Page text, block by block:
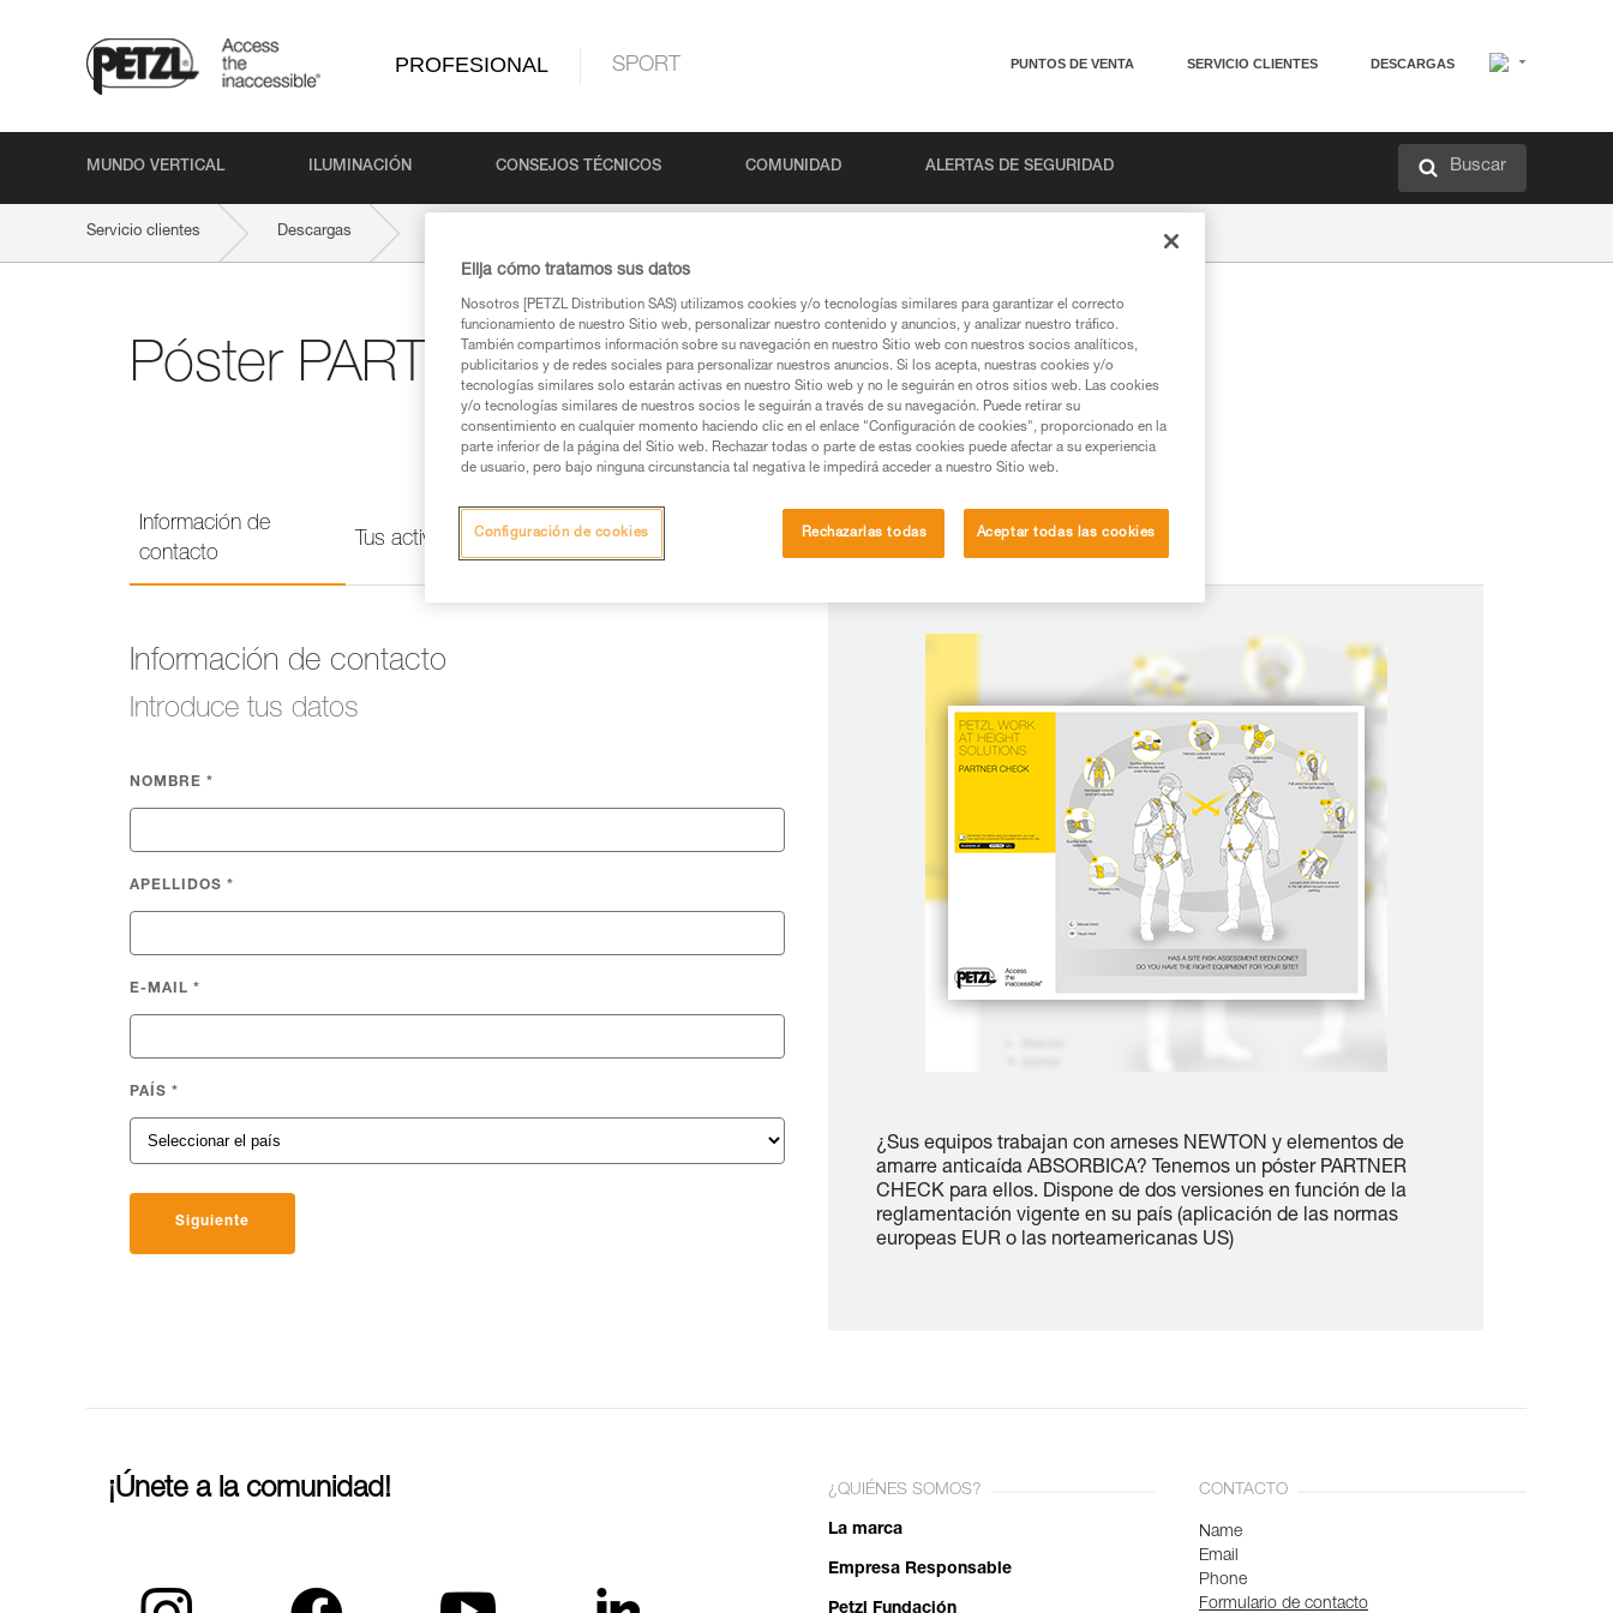
PROFESIONAL SPORT PUNTOS DE VENTA SERVICIO CLIENTES DESCARGAS
MUNDO VERTICAL ILUMINACIÓN CONSEJOS TÉCNICOS COMUNIDAD ALERTAS DE SEGURIDAD Buscar
Servicio clientes Descargas
Póster PARTNER CHECK Trabajos en altura
Información de
contacto
Tus actividades Idioma
Información de contacto
Introduce tus datos
NOMBRE *
APELLIDOS *
E-MAIL *
PAÍS *
Siguiente
¿Sus equipos trabajan con arneses NEWTON y elementos de
amarre anticaída ABSORBICA? Tenemos un póster PARTNER
CHECK para ellos. Dispone de dos versiones en función de la
reglamentación vigente en su país (aplicación de las normas
europeas EUR o las norteamericanas US)
¡Únete a la comunidad! ¿QUIÉNES SOMOS?
La marca
Empresa Responsable
Petzl Fundación
CONTACTO
Name
Email
Phone
Formulario de contacto
Elija cómo tratamos sus datos
Nosotros [PETZL Distribution SAS) utilizamos cookies y/o tecnologías similares para garantizar el correcto
funcionamiento de nuestro Sitio web, personalizar nuestro contenido y anuncios, y analizar nuestro tráfico.
También compartimos información sobre su navegación en nuestro Sitio web con nuestros socios analíticos,
publicitarios y de redes sociales para personalizar nuestros anuncios. Si los acepta, nuestras cookies y/o
tecnologías similares solo estarán activas en nuestro Sitio web y no le seguirán en otros sitios web. Las cookies
y/o tecnologías similares de nuestros socios le seguirán a través de su navegación. Puede retirar su
consentimiento en cualquier momento haciendo clic en el enlace "Configuración de cookies", proporcionado en la
parte inferior de la página del Sitio web. Rechazar todas o parte de estas cookies puede afectar a su experiencia
de usuario, pero bajo ninguna circunstancia tal negativa le impedirá acceder a nuestro Sitio web.
Rechazarlas todas Aceptar todas las cookies
Configuración de cookies